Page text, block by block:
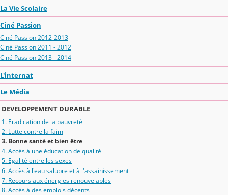
La Vie Scolaire
Ciné Passion
Ciné Passion 2012-2013
Ciné Passion 2011 - 2012
Ciné Passion 2013 - 2014
L'internat
Le Média
DEVELOPPEMENT DURABLE
1. Eradication de la pauvreté
2. Lutte contre la faim
3. Bonne santé et bien être
4. Accès à une éducation de qualité
5. Egalité entre les sexes
6. Accès à l'eau salubre et à l'assainissement
7. Recours aux énergies renouvelables
8. Accès à des emplois décents